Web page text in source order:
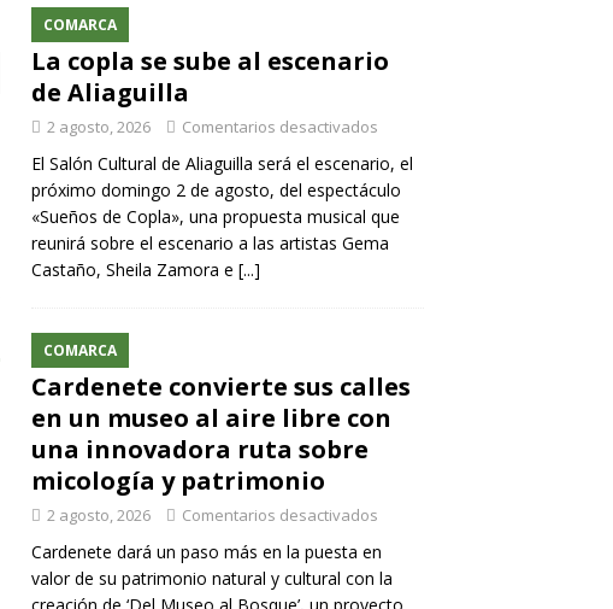
COMARCA
La copla se sube al escenario
de Aliaguilla
2 agosto, 2026 Comentarios desactivados
El Salón Cultural de Aliaguilla será el escenario, el
próximo domingo 2 de agosto, del espectáculo
«Sueños de Copla», una propuesta musical que
reunirá sobre el escenario a las artistas Gema
Castaño, Sheila Zamora e [...]
COMARCA
Cardenete convierte sus calles
en un museo al aire libre con
una innovadora ruta sobre
micología y patrimonio
2 agosto, 2026 Comentarios desactivados
Cardenete dará un paso más en la puesta en
valor de su patrimonio natural y cultural con la